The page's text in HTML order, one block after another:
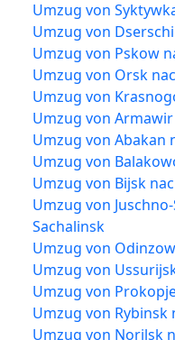
Umzug von
Umzug von
Umzug von Pskow
Umzug von Orsk
Umzug von
Umzug von
Umzug von Abakan
Umzug von
Umzug von Bijsk
Umzug von
Sachalinsk
Umzug von
Umzug von
Umzug von
Umzug von Rybinsk
Umzug von Norilsk